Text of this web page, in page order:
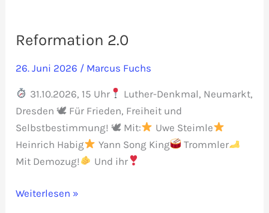
Reformation 2.0
26. Juni 2026 / Marcus Fuchs
31.10.2026, 15 Uhr
Luther-Denkmal, Neumarkt,
Dresden 🕊 Für Frieden, Freiheit und
Selbstbestimmung! 🕊 Mit:
Uwe Steimle
Heinrich Habig
Yann Song King
Trommler
Mit Demozug!
Und ihr
Reformation
Weiterlesen »